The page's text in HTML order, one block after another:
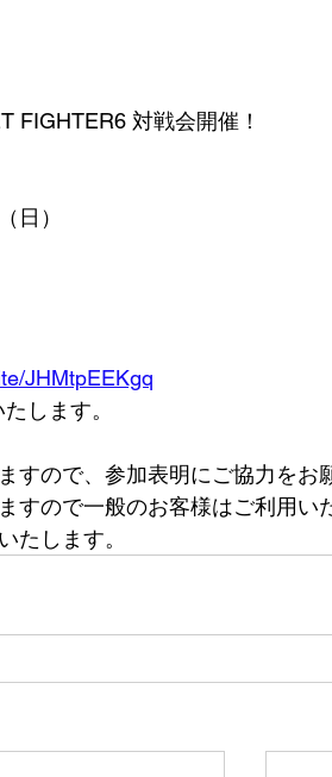
FIGHTER6 対戦会開催！
日）
JHMtpEEKgq
します。
すので、参加表明にご協力をお
ので一般のお客様はご利用い
たします。